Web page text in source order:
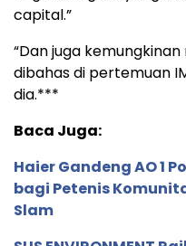
capital.”
“Dan juga
dibahas di pertemuan
dia.***
Baca Juga:
Haier Gandeng AO 1
bagi Petenis
Slam